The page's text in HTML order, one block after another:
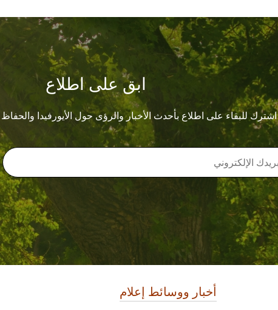
ابق على اطلاع
اشترك للبقاء على اطلاع بأحدث الأخبار والرؤى حول الأيورفيدا
أخبار ووسائط إعلام